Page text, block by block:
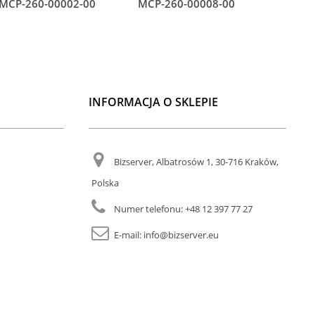
MCP-260-00002-00 MCP-260-00008-00
INFORMACJA O SKLEPIE
Bizserver, Albatrosów 1, 30-716 Kraków,
Polska
Numer telefonu:+48 12 397 77 27
E-mail: info@bizserver.eu